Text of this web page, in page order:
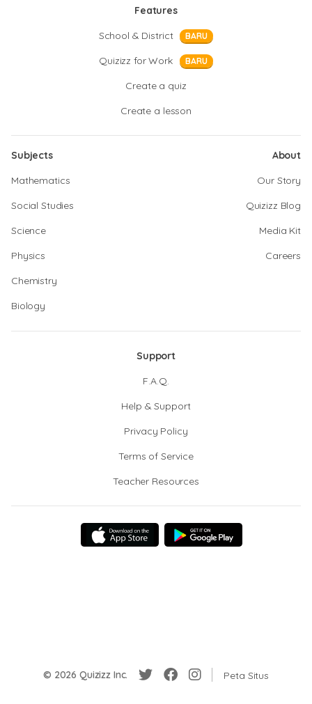
Features
School & District
BARU
Quizizz for Work BARU
Create a quiz
Create a lesson
Subjects
Mathematics
Social Studies
Science
Physics
Chemistry
Biology
About
Our Story
Quizizz Blog
Media Kit
Careers
Support
F.A.Q.
Help & Support
Privacy Policy
Terms of Service
Teacher Resources
© 2026 Quizizz Inc. Peta Situs